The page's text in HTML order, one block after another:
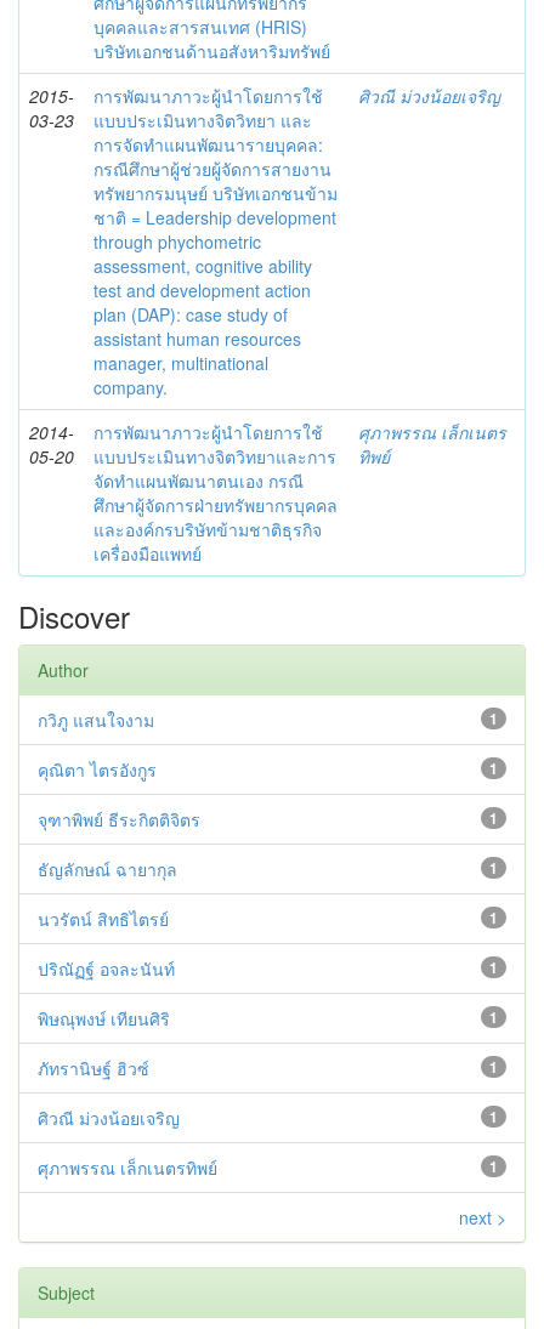
บุคคลและสารสนเทศ (HRIS)
บริษัทเอกชนด้านอสังหาริมทรัพย์
2015-
03-23
การพัฒนาภาวะผู้นำโดยการใช้
แบบประเมินทางจิตวิทยา และ
การจัดทำแผนพัฒนารายบุคคล:
กรณีศึกษาผู้ช่วยผู้จัดการสายงาน
ทรัพยากรมนุษย์ บริษัทเอกชนข้าม
ชาติ = Leadership development
through phychometric
assessment, cognitive ability
test and development action
plan (DAP): case study of
assistant human resources
manager, multinational
company.
ศิวณี ม่วงน้อยเจริญ
2014-
05-20
การพัฒนาภาวะผู้นำโดยการใช้
แบบประเมินทางจิตวิทยาและการ
จัดทำแผนพัฒนาตนเอง กรณี
ศึกษาผู้จัดการฝ่ายทรัพยากรบุคคล
และองค์กรบริษัทข้ามชาติธุรกิจ
เครื่องมือแพทย์
ศุภาพรรณ เล็กเนตร
ทิพย์
Discover
Author
1
กวิภู แสนใจงาม
1
คุณิตา ไตรอังกูร
1
จุฑาพิพย์ ธีระกิตติจิตร
1
ธัญลักษณ์ ฉายากุล
1
นวรัตน์ สิทธิไตรย์
1
ปริณัฏฐ์ อจละนันท์
1
พิษณุพงษ์ เทียนศิริ
1
ภัทรานิษฐ์ ฮิวซ์
1
ศิวณี ม่วงน้อยเจริญ
1
ศุภาพรรณ เล็กเนตรทิพย์
next >
Subject